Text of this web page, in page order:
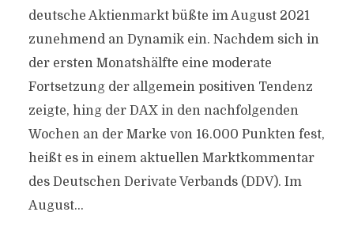
deutsche Aktienmarkt büßte im August 2021
zunehmend an Dynamik ein. Nachdem sich in
der ersten Monatshälfte eine moderate
Fortsetzung der allgemein positiven Tendenz
zeigte, hing der DAX in den nachfolgenden
Wochen an der Marke von 16.000 Punkten fest,
heißt es in einem aktuellen Marktkommentar
des Deutschen Derivate Verbands (DDV). Im
August...